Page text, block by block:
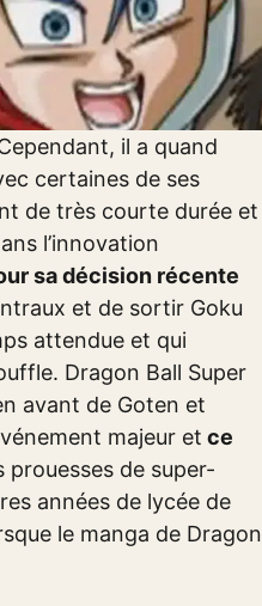
il a quand
certaines de ses
de très courte durée et
l’innovation
sa décision récente
et de sortir Goku
attendue et qui
Dragon Ball Super
avant de Goten et
majeur et ce
prouesses de super-
années de lycée de
le manga de Dragon